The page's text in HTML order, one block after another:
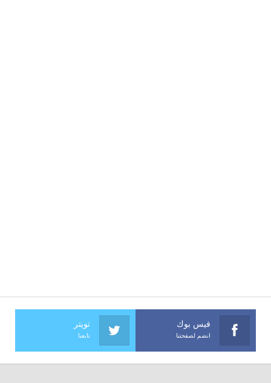
فيس بوك
انضم لصفحتنا
تويتر
تابعنا